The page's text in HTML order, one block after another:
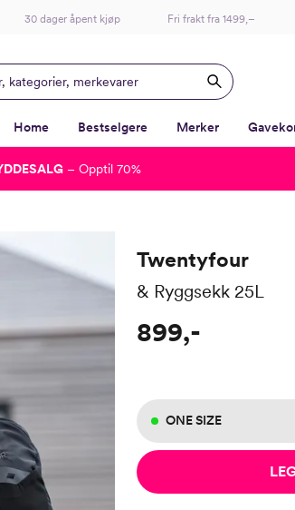
30 dager åpent kjøp Fri frakt fra 1499,–
Home Bestselgere Merker
Twentyfour
& Ryggsekk 25L
899,-
ONE SIZE
– Opptil 70%
-
-
-
-